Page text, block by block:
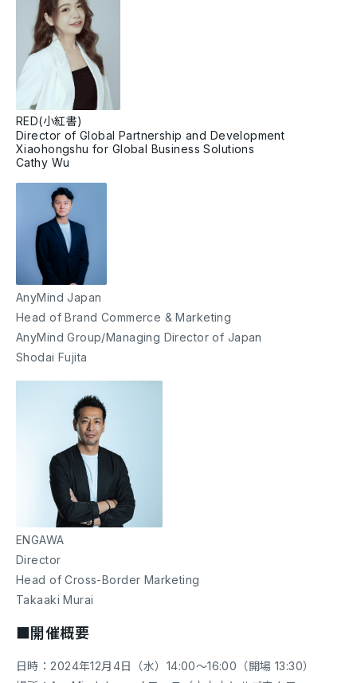
RED(小紅書)
Director of Global Partnership and Development
Xiaohongshu for Global Business Solutions
Cathy Wu
AnyMind Japan
Head of Brand Commerce & Marketing
AnyMind Group/Managing Director of Japan
Shodai Fujita
ENGAWA
Director
Head of Cross-Border Marketing
Takaaki Murai
■開催概要
日時：2024年12月4日（水）14:00〜16:00（開場 13:30）